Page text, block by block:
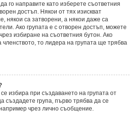
го направите като изберете съответния
достъп. Някои от тях изискват
някои са затворени, а някои даже са
Ако групата е с отворен достъп, можете
избиране на съответния бутон. Ако
членството, то лидера на групата ще трябва
избира при създаването на групата от
създадете група, първо трябва да се
чрез лично съобщение.